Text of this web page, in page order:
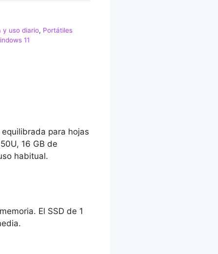
y uso diario, Portátiles
11
para hojas
16 GB de
habitual.
El SSD de 1